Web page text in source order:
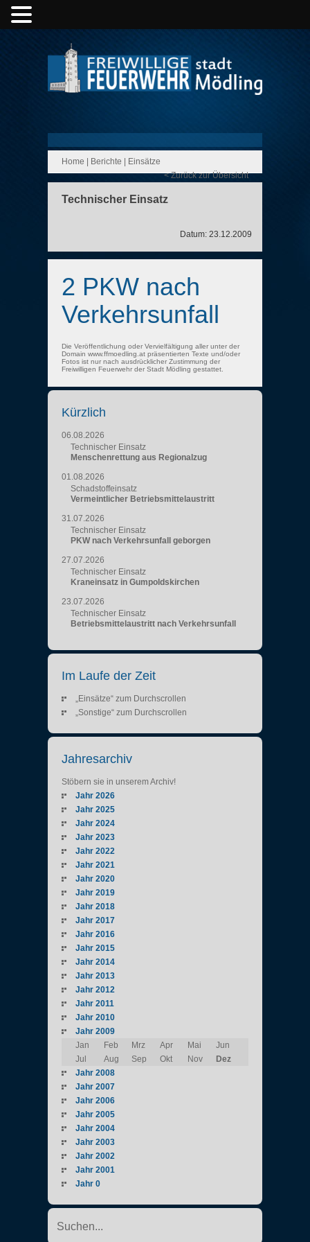
Home Berichte
Einsätze
< Zurück zur Übersicht
Technischer Einsatz
Datum: 23.12.2009
2 PKW nach
Verkehrsunfall
Die Veröffentlichung oder Vervielfältigung aller unter der
Domain www.ffmoedling.at präsentierten Texte und/oder
Fotos ist nur nach ausdrücklicher Zustimmung der
Freiwilligen Feuerwehr der Stadt Mödling gestattet.
Kürzlich
06.08.2026
Technischer Einsatz
Menschenrettung aus Regionalzug
01.08.2026
Schadstoffeinsatz
Vermeintlicher Betriebsmittelaustritt
31.07.2026
Technischer Einsatz
PKW nach Verkehrsunfall geborgen
27.07.2026
Technischer Einsatz
Kraneinsatz in Gumpoldskirchen
23.07.2026
Technischer Einsatz
Betriebsmittelaustritt nach Verkehrsunfall
Im Laufe der Zeit
„Einsätze“ zum Durchscrollen
„Sonstige“ zum Durchscrollen
Jahresarchiv
Stöbern sie in unserem Archiv!
Jahr 2026
Jahr 2025
Jahr 2024
Jahr 2023
Jahr 2022
Jahr 2021
Jahr 2020
Jahr 2019
Jahr 2018
Jahr 2017
Jahr 2016
Jahr 2015
Jahr 2014
Jahr 2013
Jahr 2012
Jahr 2011
Jahr 2010
Jahr 2009
Jan
Feb Mrz Apr Mai
Jun
Jul
Aug Sep Okt Nov
Dez
Jahr 2008
Jahr 2007
Jahr 2006
Jahr 2005
Jahr 2004
Jahr 2003
Jahr 2002
Jahr 2001
Jahr 0